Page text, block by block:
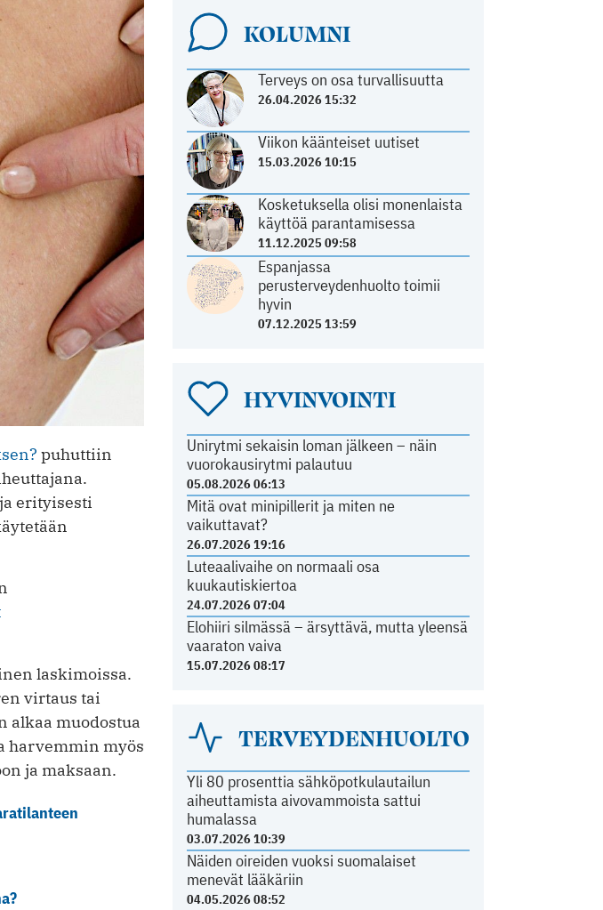
KOLUMNI
Terveys on osa turvallisuutta
26.04.2026 15:32
Viikon käänteiset uutiset
15.03.2026 10:15
Kosketuksella olisi monenlaista
käyttöä parantamisessa
11.12.2025 09:58
Espanjassa
perusterveydenhuolto toimii
hyvin
07.12.2025 13:59
HYVINVOINTI
Unirytmi sekaisin loman jälkeen – näin
vuorokausirytmi palautuu
05.08.2026 06:13
Mitä ovat minipillerit ja miten ne
vaikuttavat?
26.07.2026 19:16
Luteaalivaihe on normaali osa
kuukautiskiertoa
24.07.2026 07:04
Elohiiri silmässä – ärsyttävä, mutta yleensä
vaaraton vaiva
15.07.2026 08:17
TERVEYDENHUOLTO
Yli 80 prosenttia sähköpotkulautailun
aiheuttamista aivovammoista sattui
humalassa
03.07.2026 10:39
Näiden oireiden vuoksi suomalaiset
menevät lääkäriin
04.05.2026 08:52
puhuttiin
erityisesti
laskimoissa.
virtaus tai
alkaa muodostua
harvemmin myös
ja maksaan.